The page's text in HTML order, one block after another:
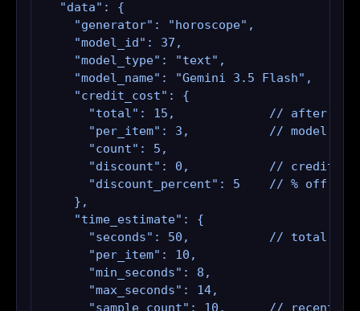
  "data": {
    "generator": "horoscope",
    "model_id": 37,
    "model_type": "text",
    "model_name": "Gemini 3.5 Flash",
    "credit_cost": {
"total": 15,             // after
"per_item": 3,           // model
      "count": 5,
"discount": 0,           // credits
"discount_percent": 5    // % off
    },
    "time_estimate": {
"seconds": 50,           // total
      "per_item": 10,
      "min_seconds": 8,
      "max_seconds": 14,
"sample_count": 10,      // recent